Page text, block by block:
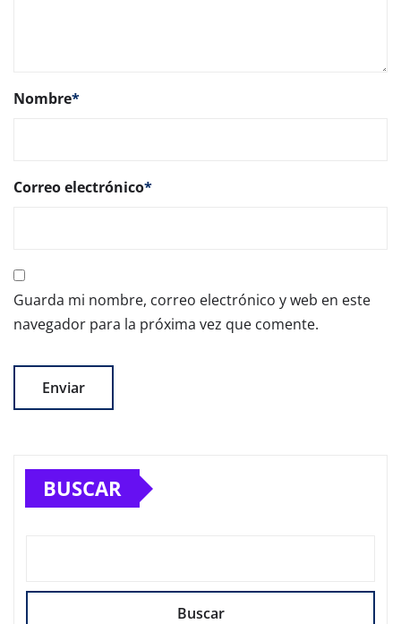
Nombre*
Correo electrónico*
Guarda mi nombre, correo electrónico y web en este
navegador para la próxima vez que comente.
BUSCAR
Buscar